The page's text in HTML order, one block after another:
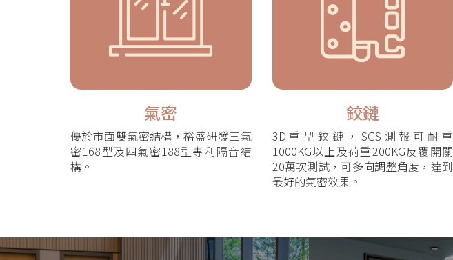
氣密
優於市面雙氣密結構，裕盛研發三氣
密168型及四氣密188型專利隔音結
構。
鉸鏈
3D重型鉸鏈，SGS測報可耐重
1000KG以上及荷重200KG反覆開關
20萬次測試，可多向調整角度，達到
最好的氣密效果。